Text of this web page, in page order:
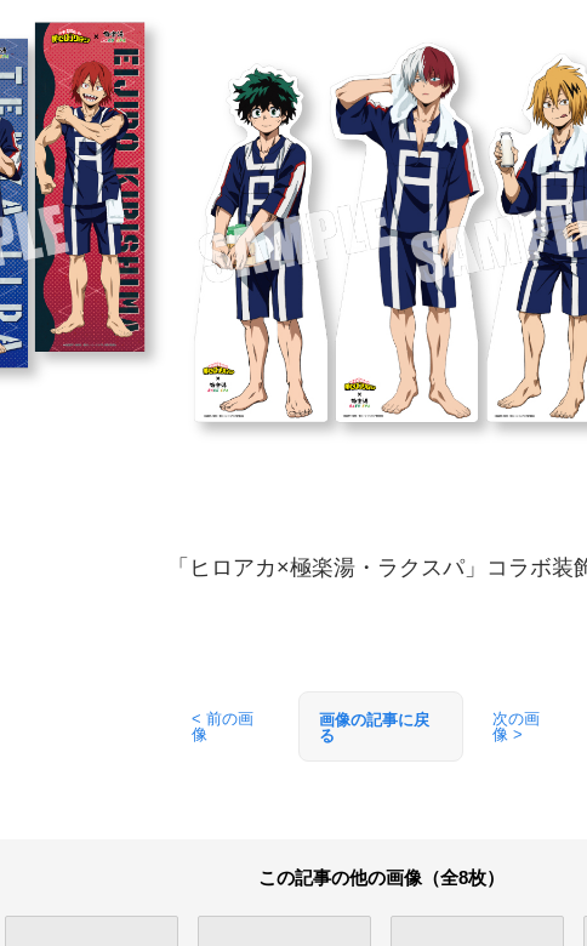
「ヒロアカ×極楽湯・ラクスパ」コラボ装
< 前の画
像
画像の記事に戻
る
次の画
像 >
この記事の他の画像（全8枚）